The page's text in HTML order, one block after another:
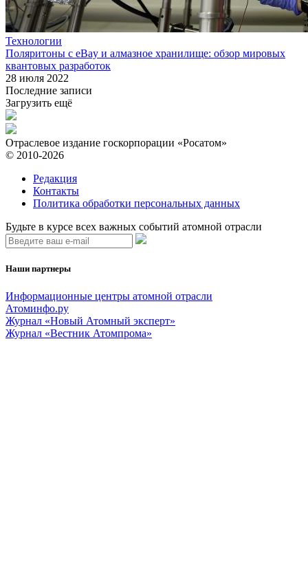
Технологии
Поляритоны с eBay и алмазное хранилище: обзор мировых
квантовых разработок
28 июля 2022
Последние записи
Загрузить ещё
Отраслевое издание госкорпорации «Росатом»
© 2010-2026
Редакция
Контакты
Политика обработки персональных данных
Будьте в курсе всех важных событий атомной отрасли
Наши партнеры
Информационные центры атомной отрасли
Атоминфо.ру
Журнал «Новый Атомный эксперт»
Журнал «Вестник Атомпрома»